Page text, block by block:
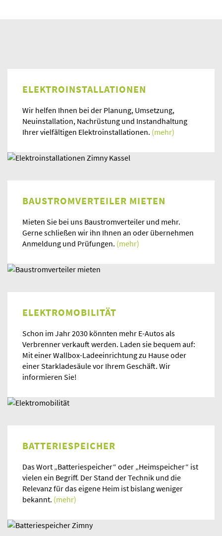
ELEKTROINSTALLATIONEN
Wir helfen Ihnen bei der Planung, Umsetzung,
Neuinstallation, Nachrüstung und Instandhaltung
Ihrer vielfältigen Elektroinstallationen. (mehr)
BAUSTROMVERTEILER MIETEN
Mieten Sie bei uns Baustromverteiler und mehr.
Gerne schließen wir ihn Ihnen an oder übernehmen
Anmeldung und Prüfungen. (mehr)
ELEKTROMOBILITÄT
Schon im Jahr 2030 könnten mehr E-Autos als
Verbrenner verkauft werden. Laden sie bequem auf:
Mit einer Wallbox-Ladeeinrichtung zu Hause oder
einer Starkladesäule vor Ihrem Geschäft. Wir
informieren Sie!
BATTERIESPEICHER
Das Wort „Batteriespeicher“ oder „Heimspeicher“ ist
vielen ein Begriff. Der Stand der Technik und die
Relevanz für das eigene Heim ist bislang weniger
bekannt. (mehr)